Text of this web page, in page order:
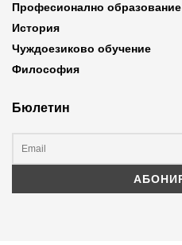
Професионално образование
История
Чуждоезиково обучение
Философия
Бюлетин